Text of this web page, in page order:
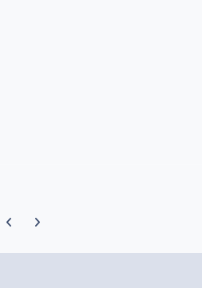
Previous carousel slide
Next carousel slide